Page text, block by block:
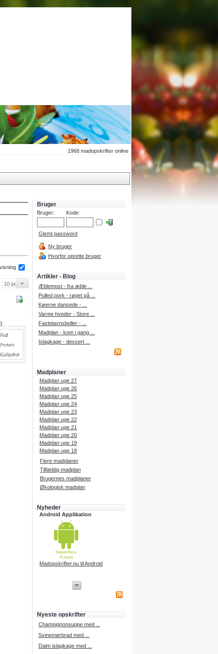
1968 madopskrifter online
Bruger
Bruger: Kode:
Glemt password
Ny bruger
Hvorfor oprette bruger
Artikler - Blog
Æblemost - fra æble ...
Pulled pork - røget på ...
Køerne dansede - ...
Varme hveder - Store ...
Fastelavnsboller - ...
Madplan - kom i gang ...
Islagkage - dessert ...
Madplaner
Madplan uge 27
Madplan uge 26
Madplan uge 25
Madplan uge 24
Madplan uge 23
Madplan uge 22
Madplan uge 21
Madplan uge 20
Madplan uge 19
Madplan uge 18
Flere madplaner
Tilfældig madplan
Brugernes madplaner
Økologisk madplan
Nyheder
Android Applikation
Madopskrifter.nu til Android
iPhone udvikling
Nyeste opskrifter
Champignonsuppe med ...
Svinemørbrad med ...
Daim islagkage med ...